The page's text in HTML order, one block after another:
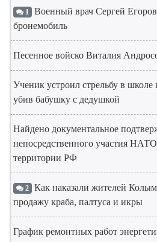
1 Военный врач Сергей
бронемобиль
Песенное войско Виталия
Ученик устроил стрельбу в школе
убив бабушку с дедушкой
Найдено документальное
непосредственного участия
территории РФ
2 Как наказали жителей
продажу краба, палтуса и икры
График ремонтных работ